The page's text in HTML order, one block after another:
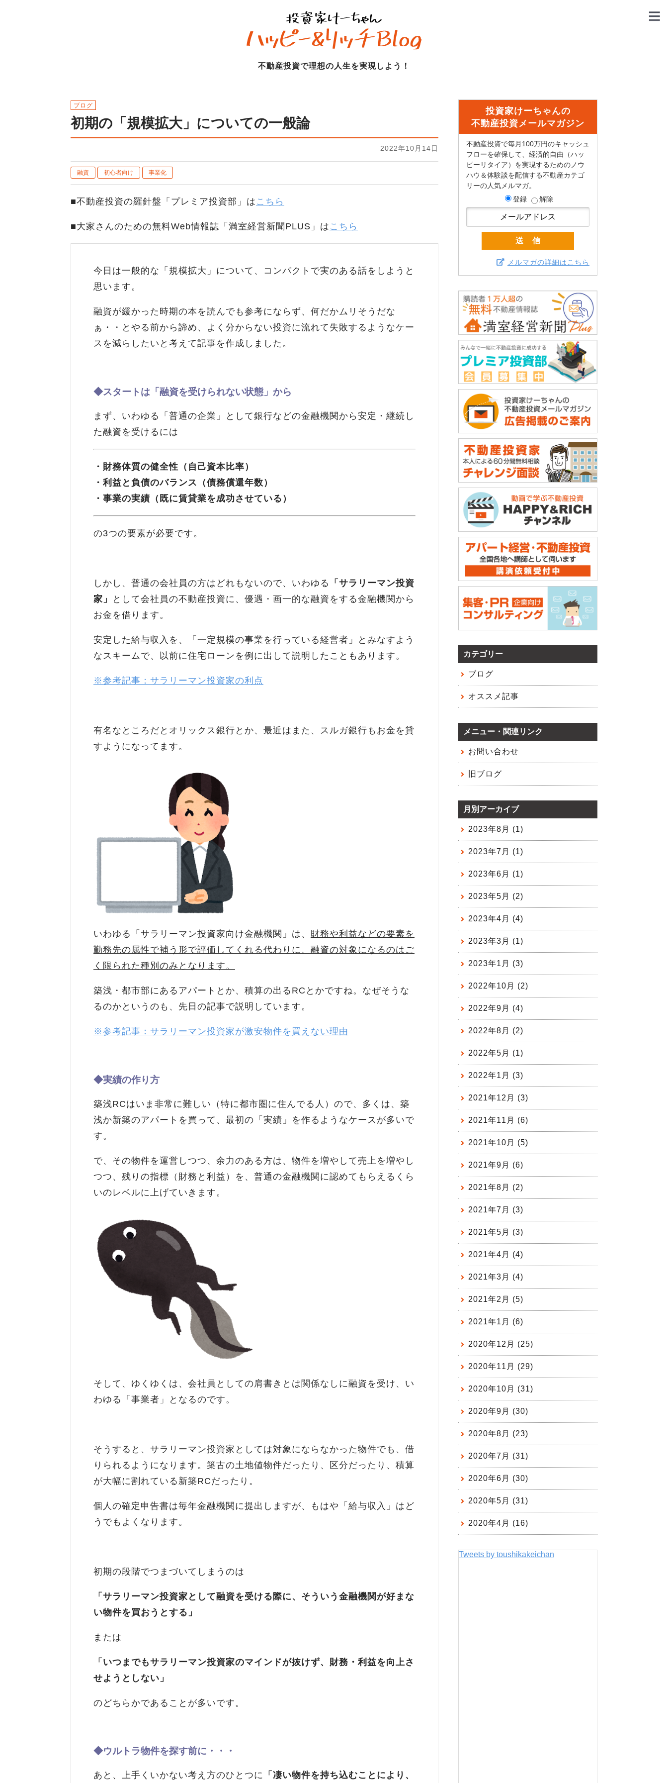
不動産投資で理想の人生を実現しよう！
ブログ
初期の「規模拡大」についての一般論
2022年10月14日
融資 初心者向け 事業化
■不動産投資の羅針盤「プレミア投資部」は こちら
■大家さんのための無料Web情報誌「満室経営新聞PLUS」は こちら
今日は一般的な「規模拡大」について、コンパクトで実のある話をしようと
思います。
融資が緩かった時期の本を読んでも参考にならず、何だかムリそうだな
ぁ・・とやる前から諦め、よく分からない投資に流れて失敗するようなケー
スを減らしたいと考えて記事を作成しました。
◆スタートは「融資を受けられない状態」から
まず、いわゆる「普通の企業」として銀行などの金融機関から安定・継続し
た融資を受けるには
・財務体質の健全性（自己資本比率）
・利益と負債のバランス（債務償還年数）
・事業の実績（既に賃貸業を成功させている）
の3つの要素が必要です。
しかし、普通の会社員の方はどれもないので、いわゆる
「サラリーマン投資
家」
として会社員の不動産投資に、優遇・画一的な融資をする金融機関から
お金を借ります。
安定した給与収入を、「一定規模の事業を行っている経営者」とみなすよう
なスキームで、以前に住宅ローンを例に出して説明したこともあります。
※参考記事：サラリーマン投資家の利点
有名なところだとオリックス銀行とか、最近はまた、スルガ銀行もお金を貸
すようになってます。
いわゆる「サラリーマン投資家向け金融機関」は、 財務や利益などの要素を
勤務先の属性で補う形で評価してくれる代わりに、融資の対象になるのはご
く限られた種別のみとなります。
築浅・都市部にあるアパートとか、積算の出るRCとかですね。なぜそうな
るのかというのも、先日の記事で説明しています。
※参考記事：サラリーマン投資家が激安物件を買えない理由
◆実績の作り方
築浅RCはいま非常に難しい（特に都市圏に住んでる人）ので、多くは、築
浅か新築のアパートを買って、最初の「実績」を作るようなケースが多いで
す。
で、その物件を運営しつつ、余力のある方は、物件を増やして売上を増やし
つつ、残りの指標（財務と利益）を、普通の金融機関に認めてもらえるくら
いのレベルに上げていきます。
そして、ゆくゆくは、会社員としての肩書きとは関係なしに融資を受け、い
わゆる「事業者」となるのです。
そうすると、サラリーマン投資家としては対象にならなかった物件でも、借
りられるようになります。築古の土地値物件だったり、区分だったり、積算
が大幅に割れている新築RCだったり。
個人の確定申告書は毎年金融機関に提出しますが、もはや「給与収入」はど
うでもよくなります。
初期の段階でつまづいてしまうのは
「サラリーマン投資家として融資を受ける際に、そういう金融機関が好まな
い物件を買おうとする」
または
「いつまでもサラリーマン投資家のマインドが抜けず、財務・利益を向上さ
せようとしない」
のどちらかであることが多いです。
◆ウルトラ物件を探す前に・・・
あと、上手くいかない考え方のひとつに 「凄い物件を持ち込むことにより、
投資家けーちゃんの
不動産投資メールマガジン
不動産投資で毎月100万円のキャッシュ
フローを確保して、経済的自由（ハッ
ピーリタイア）を実現するためのノウ
ハウ＆体験談を配信する不動産カテゴ
リーの人気メルマガ。
登録
解除
メルマガの詳細はこちら
カテゴリー
ブログ
オススメ記事
メニュー・関連リンク
お問い合わせ
旧ブログ
月別アーカイブ
2023年8月 (1)
2023年7月 (1)
2023年6月 (1)
2023年5月 (2)
2023年4月 (4)
2023年3月 (1)
2023年1月 (3)
2022年10月 (2)
2022年9月 (4)
2022年8月 (2)
2022年5月 (1)
2022年1月 (3)
2021年12月 (3)
2021年11月 (6)
2021年10月 (5)
2021年9月 (6)
2021年8月 (2)
2021年7月 (3)
2021年5月 (3)
2021年4月 (4)
2021年3月 (4)
2021年2月 (5)
2021年1月 (6)
2020年12月 (25)
2020年11月 (29)
2020年10月 (31)
2020年9月 (30)
2020年8月 (23)
2020年7月 (31)
2020年6月 (30)
2020年5月 (31)
2020年4月 (16)
Tweets by toushikakeichan